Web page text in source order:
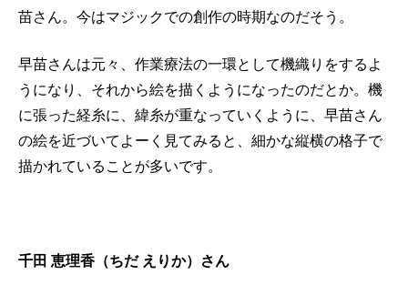
苗さん。今はマジックでの創作の時期なのだそう。
早苗さんは元々、作業療法の一環として機織りをするよ
うになり、それから絵を描くようになったのだとか。機
に張った経糸に、緯糸が重なっていくように、早苗さん
の絵を近づいてよーく見てみると、細かな縦横の格子で
描かれていることが多いです。
千田 恵理香（ちだ えりか）さん